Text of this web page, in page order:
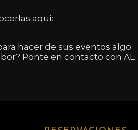
aquí:
hacer de sus eventos algo
Ponte en contacto con AL